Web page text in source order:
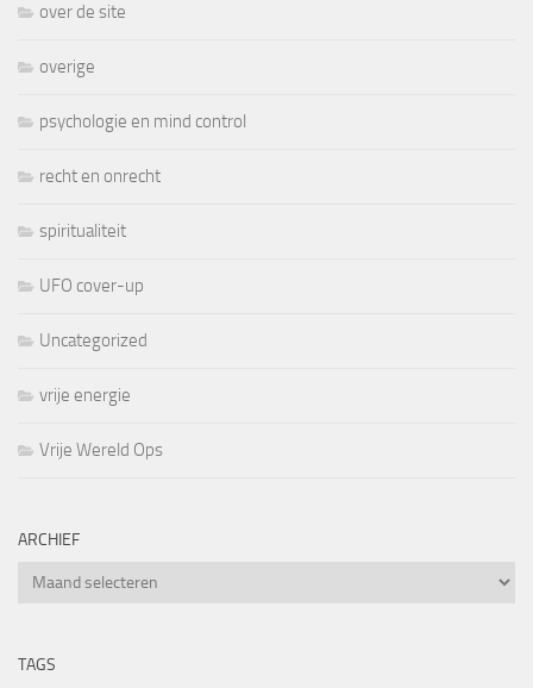
over de site
overige
psychologie en mind control
recht en onrecht
spiritualiteit
UFO cover-up
Uncategorized
vrije energie
Vrije Wereld Ops
ARCHIEF
Archief
TAGS